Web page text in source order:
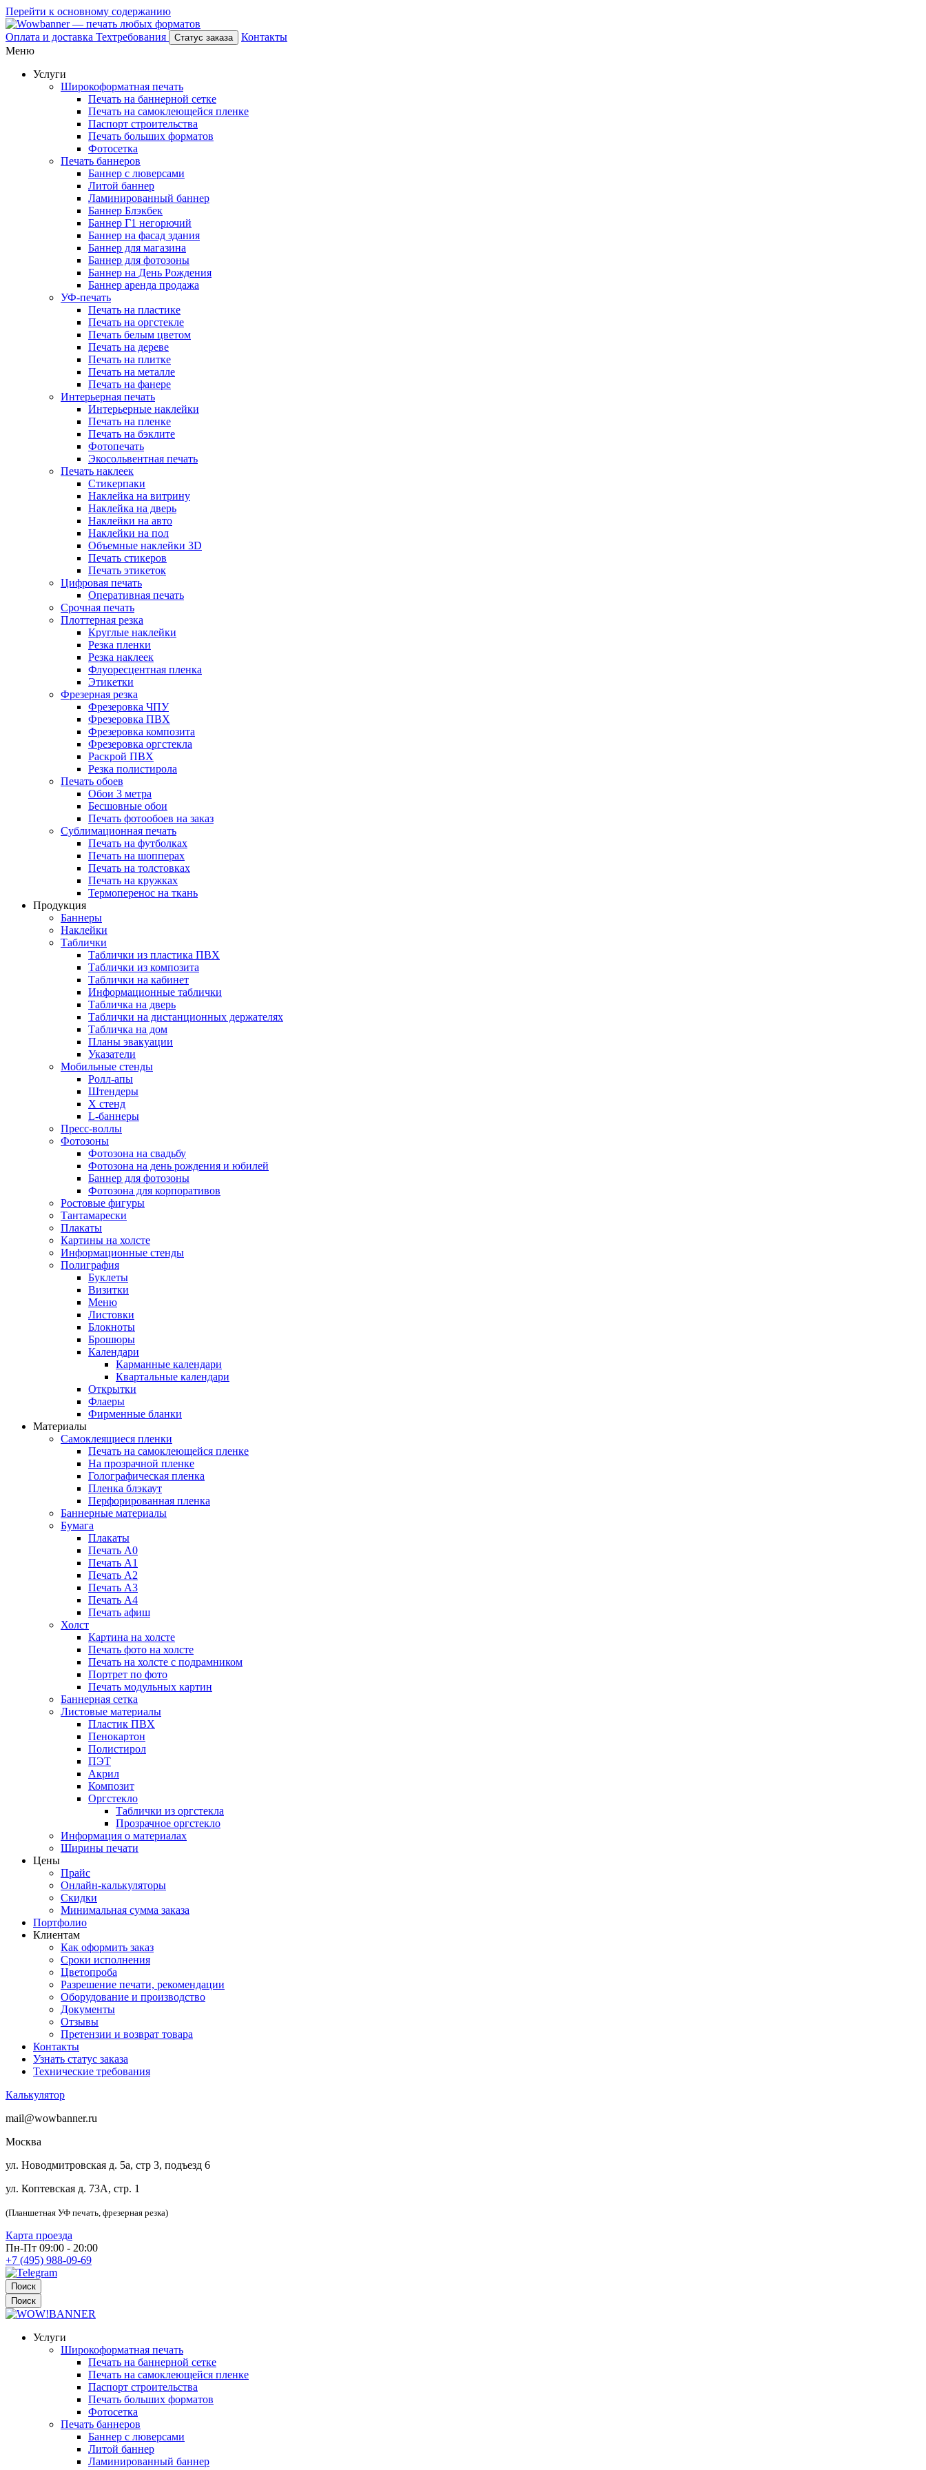
Перейти к основному содержанию
Оплата и доставка Техтребования Статус заказа
Контакты
Меню
Услуги
Широкоформатная печать
Печать на баннерной сетке
Печать на самоклеющейся пленке
Паспорт строительства
Печать больших форматов
Фотосетка
Печать баннеров
Баннер с люверсами
Литой баннер
Ламинированный баннер
Баннер Блэкбек
Баннер Г1 негорючий
Баннер на фасад здания
Баннер для магазина
Баннер для фотозоны
Баннер на День Рождения
Баннер аренда продажа
УФ-печать
Печать на пластике
Печать на оргстекле
Печать белым цветом
Печать на дереве
Печать на плитке
Печать на металле
Печать на фанере
Интерьерная печать
Интерьерные наклейки
Печать на пленке
Печать на бэклите
Фотопечать
Экосольвентная печать
Печать наклеек
Стикерпаки
Наклейка на витрину
Наклейка на дверь
Наклейки на авто
Наклейки на пол
Объемные наклейки 3D
Печать стикеров
Печать этикеток
Цифровая печать
Оперативная печать
Срочная печать
Плоттерная резка
Круглые наклейки
Резка пленки
Резка наклеек
Флуоресцентная пленка
Этикетки
Фрезерная резка
Фрезеровка ЧПУ
Фрезеровка ПВХ
Фрезеровка композита
Фрезеровка оргстекла
Раскрой ПВХ
Резка полистирола
Печать обоев
Обои 3 метра
Бесшовные обои
Печать фотообоев на заказ
Сублимационная печать
Печать на футболках
Печать на шопперах
Печать на толстовках
Печать на кружках
Термоперенос на ткань
Продукция
Баннеры
Наклейки
Таблички
Таблички из пластика ПВХ
Таблички из композита
Таблички на кабинет
Информационные таблички
Табличка на дверь
Таблички на дистанционных держателях
Табличка на дом
Планы эвакуации
Указатели
Мобильные стенды
Ролл-апы
Штендеры
Х стенд
L-баннеры
Пресс-воллы
Фотозоны
Фотозона на свадьбу
Фотозона на день рождения и юбилей
Баннер для фотозоны
Фотозона для корпоративов
Ростовые фигуры
Тантамарески
Плакаты
Картины на холсте
Информационные стенды
Полиграфия
Буклеты
Визитки
Меню
Листовки
Блокноты
Брошюры
Календари
Карманные календари
Квартальные календари
Открытки
Флаеры
Фирменные бланки
Материалы
Самоклеящиеся пленки
Печать на самоклеющейся пленке
На прозрачной пленке
Голографическая пленка
Пленка блэкаут
Перфорированная пленка
Баннерные материалы
Бумага
Плакаты
Печать А0
Печать А1
Печать А2
Печать А3
Печать А4
Печать афиш
Холст
Картина на холсте
Печать фото на холсте
Печать на холсте с подрамником
Портрет по фото
Печать модульных картин
Баннерная сетка
Листовые материалы
Пластик ПВХ
Пенокартон
Полистирол
ПЭТ
Акрил
Композит
Оргстекло
Таблички из оргстекла
Прозрачное оргстекло
Информация о материалах
Ширины печати
Цены
Прайс
Онлайн-калькуляторы
Скидки
Минимальная сумма заказа
Портфолио
Клиентам
Как оформить заказ
Сроки исполнения
Цветопроба
Разрешение печати, рекомендации
Оборудование и производство
Документы
Отзывы
Претензии и возврат товара
Контакты
Узнать статус заказа
Технические требования
Калькулятор
mail@wowbanner.ru
Москва
ул. Новодмитровская д. 5а, стр 3, подъезд 6
ул. Коптевская д. 73А, стр. 1
(Планшетная УФ печать, фрезерная резка)
Карта проезда
Пн-Пт 09:00 - 20:00
+7 (495) 988-09-69
Поиск
Поиск
Услуги
Широкоформатная печать
Печать на баннерной сетке
Печать на самоклеющейся пленке
Паспорт строительства
Печать больших форматов
Фотосетка
Печать баннеров
Баннер с люверсами
Литой баннер
Ламинированный баннер